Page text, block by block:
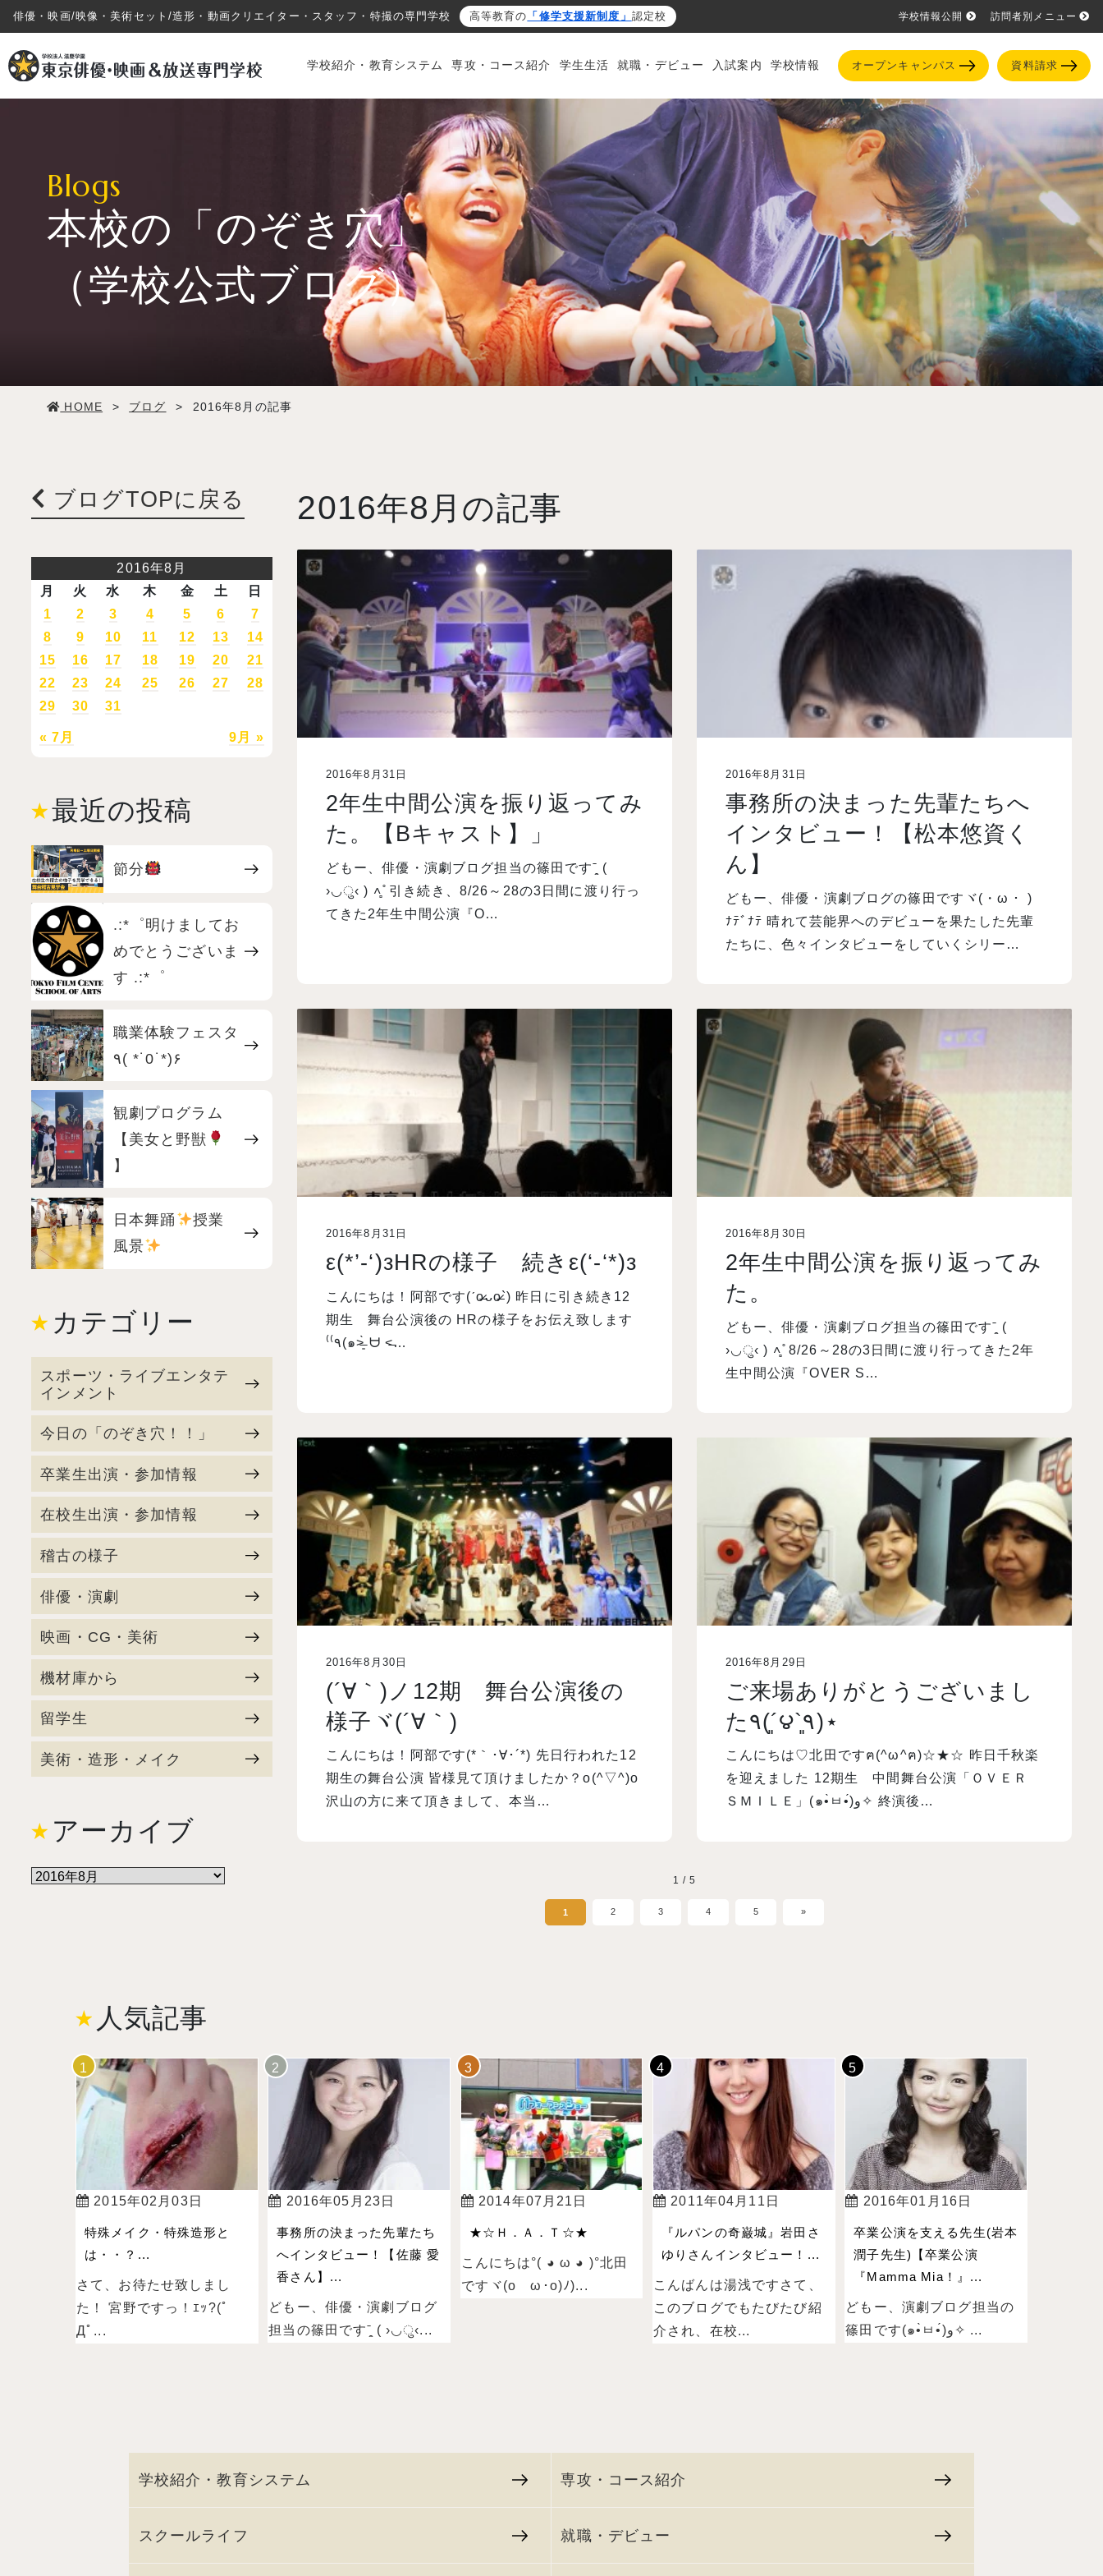
俳優・映画/映像・美術セット/造形・動画クリエイター・スタッフ・特撮の専門学校 高等教育の 「修学支援新制度」 認定校 学校情報公開 訪問者別メニュー
学校紹介・教育システム 専攻・コース紹介 学生生活 就職・デビュー 入試案内 学校情報 オープンキャンパス 資料請求
専攻・コース紹介
オープンキャンパス
訪問者別メニュー
Blogs
本校の「のぞき穴」
（学校公式ブログ）
HOME > ブログ > 2016年8月の記事
2016年8 月の記事
2016年8月31日
2年生中間公演を振り返ってみ
た。【Bキャスト】」
どもー、俳優・演劇ブログ担当の篠田ですˉ̞̭ (
›◡ु‹ ) ˄̻ ̊ 引き続き、8/26～28の3日間に渡り行っ
てきた2年生中間公演『O…
2016年8月31日
事務所の決まった先輩たちへ
インタビュー！【松本悠資く
ん】
どもー、俳優・演劇ブログの篠田ですヾ(・ω・ )
ﾅﾃﾞﾅﾃ 晴れて芸能界へのデビューを果たした先輩
たちに、色々インタビューをしていくシリー…
2016年8月31日
ε(*’-‘)зHRの様子 続きε(‘-‘*)з
こんにちは！阿部です(ˊo̶̶̷ᴗo̶̶̷`) 昨日に引き続き12
期生 舞台公演後の HRの様子をお伝え致します
⁽⁽٩(๑˃̶͈̀ ᗨ ˂̶…
2016年8月30日
2年生中間公演を振り返ってみ
た。
どもー、俳優・演劇ブログ担当の篠田ですˉ̞̭ (
›◡ु‹ ) ˄̻ ̊ 8/26～28の3日間に渡り行ってきた2年
生中間公演『OVER S…
2016年8月30日
(´∀｀)ノ12期 舞台公演後の
様子ヾ(´∀｀)
こんにちは！阿部です(*｀･∀･´*) 先日行われた12
期生の舞台公演 皆様見て頂けましたか？o(^▽^)o
沢山の方に来て頂きまして、本当…
2016年8月29日
ご来場ありがとうございまし
た٩(´͈౪`͈٩)⋆
こんにちは♡北田ですฅ(^ω^ฅ)☆★☆ 昨日千秋楽
を迎えました 12期生 中間舞台公演「ＯＶＥＲ
ＳＭＩＬＥ」(๑•̀ㅂ•́)و✧ 終演後…
1 / 5
1 2 3 4 5 »
ブログTOPに戻る
2016年8月
月
火 水 木 金 土 日
« 7月 9月 »
1 2 3 4 5 6
7
8
9 10 11 12 13
14
15
16 17 18 19 20
21
22
23 24 25 26 27
28
29
30 31
最近の投稿
節分
.:*゜明けましてお
めでとうございま
す .:*゜
職業体験フェスタ
٩( *˙0˙*)۶
観劇プログラム
【美女と野獣
】
日本舞踊
授業
風景
カテゴリー
スポーツ・ライブエンタテ
インメント
今日の「のぞき穴！！」
卒業生出演・参加情報
在校生出演・参加情報
稽古の様子
俳優・演劇
映画・CG・美術
機材庫から
留学生
美術・造形・メイク
アーカイブ
人気記事
2015年02月03日
特殊メイク・特殊造形と
は・・？...
さて、お待たせ致しまし
た！ 宮野ですっ！ｴｯ?(ﾟ
Дﾟ...
2016年05月23日
事務所の決まった先輩たち
へインタビュー！【佐藤 愛
香さん】...
どもー、俳優・演劇ブログ
担当の篠田ですˉ̞̭ ( ›◡ु‹...
2014年07月21日
★☆Ｈ．Ａ．Ｔ☆★
こんにちは°( ◕ ω ◕ )°北田
ですヾ(oゝω･o)ﾉ)...
2011年04月11日
『ルパンの奇巌城』岩田さ
ゆりさんインタビュー！...
こんばんは湯浅ですさて、
このブログでもたびたび紹
介され、在校...
2016年01月16日
卒業公演を支える先生(岩本
潤子先生)【卒業公演
『Mamma Mia！』...
どもー、演劇ブログ担当の
篠田です(๑•̀ㅂ•́)و✧ ...
学校紹介・教育システム 専攻・コース紹介
スクールライフ 就職・デビュー